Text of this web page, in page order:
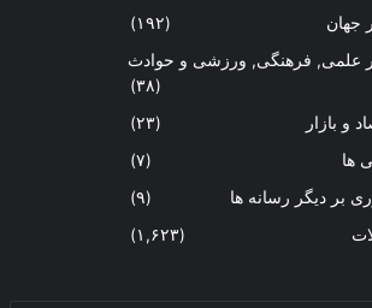
جهان
(۱۹۲)
علمی, فرهنگی, ورزشی و حوادث
(۳۸)
و بازار
(۲۳)
ها
(۷)
بر دیگر رسانه ها
(۹)
(۱,۶۲۳)